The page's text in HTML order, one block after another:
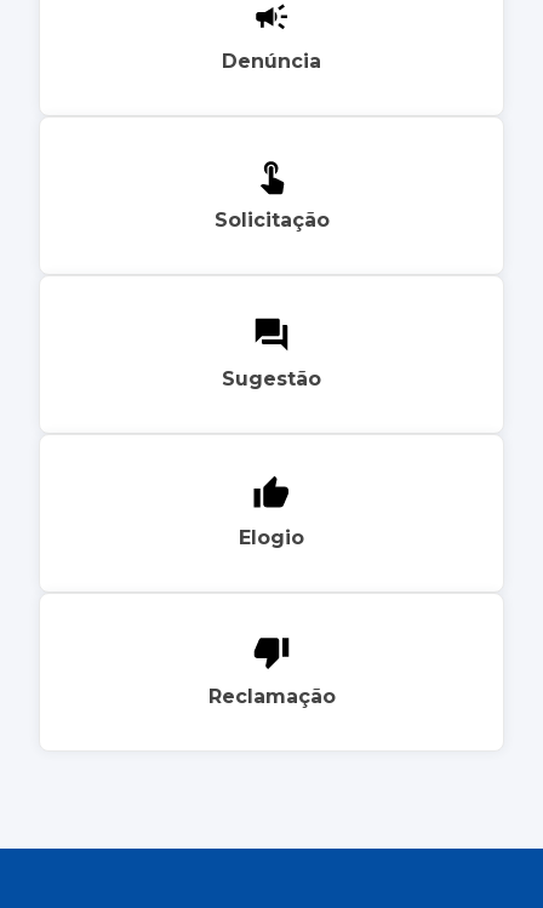
Denúncia
Solicitação
Sugestão
Elogio
Reclamação